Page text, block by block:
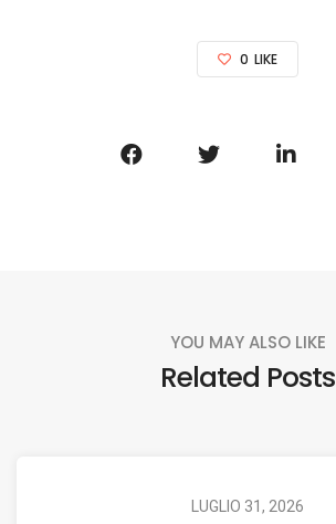
0 LIKE
YOU MAY ALSO LIKE
Related Posts
LUGLIO 31, 2026